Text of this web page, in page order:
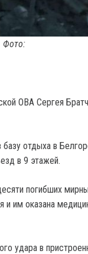
Фото:
ОВА Сергея
отдыха в
в 9 этажей.
погибших
и им оказана
удара в